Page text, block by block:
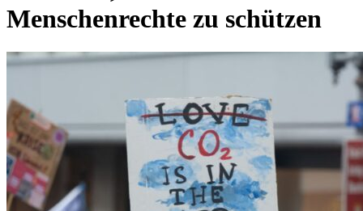
Menschenrechte zu schützen